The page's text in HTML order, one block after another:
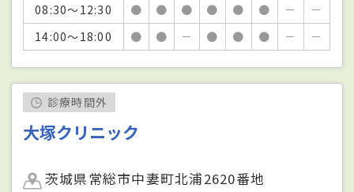
08:30～12:30
● ● ● ● ● ● －
－
14:00～18:00
● ● － ● ● ● － －
診療時間外
大塚クリニック
茨城県常総市中妻町北浦2620番地